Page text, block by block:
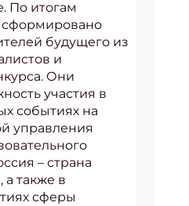
По итогам
сформировано
будущего из
и
Они
участия в
событиях на
управления
– страна
а также в
сферы